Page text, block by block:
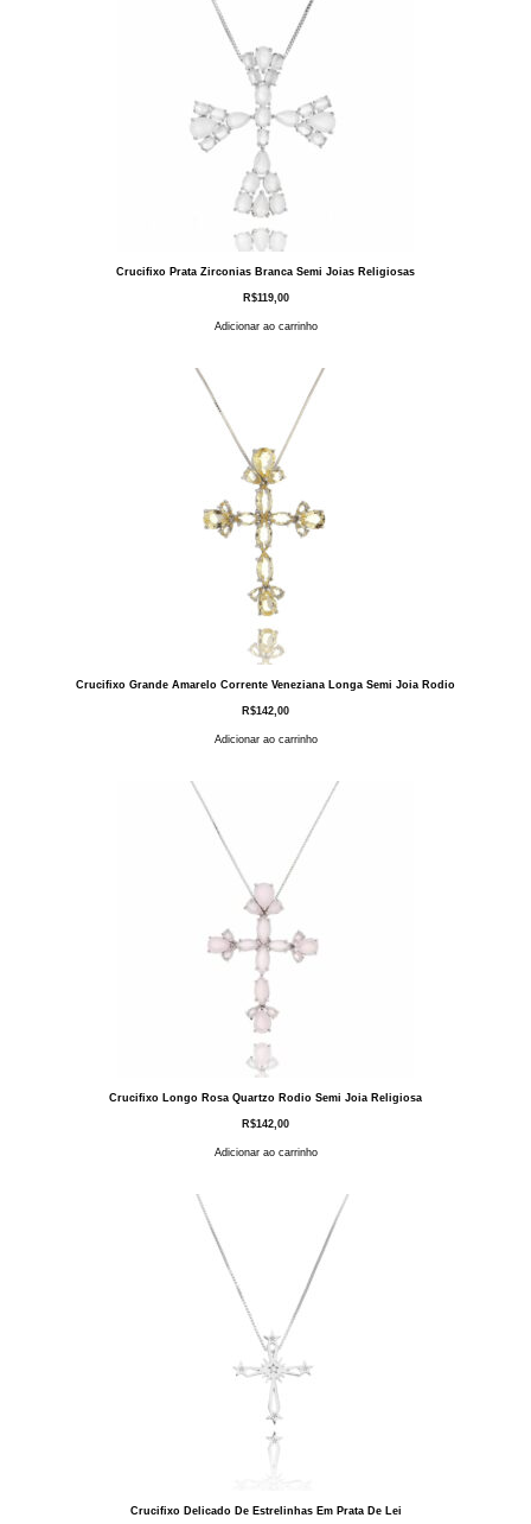
Crucifixo Prata Zirconias Branca Semi Joias Religiosas
R$119,00
Adicionar ao carrinho
Crucifixo Grande Amarelo Corrente Veneziana Longa Semi Joia Rodio
R$142,00
Adicionar ao carrinho
Crucifixo Longo Rosa Quartzo Rodio Semi Joia Religiosa
R$142,00
Adicionar ao carrinho
Crucifixo Delicado De Estrelinhas Em Prata De Lei